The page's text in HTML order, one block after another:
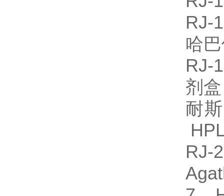
RJ-
哈
RJ-
剂
耐
RJ-